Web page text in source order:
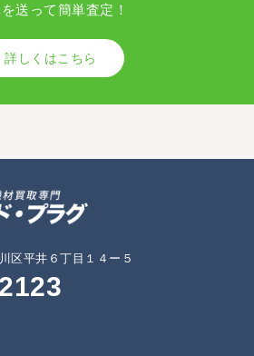
送って簡単査定！
詳しくはこちら
区平井６丁目１４ー５